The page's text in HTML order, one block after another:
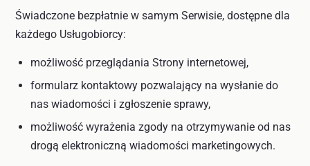
Świadczone bezpłatnie w samym Serwisie, dostępne dla
każdego Usługobiorcy:
możliwość przeglądania Strony internetowej,
formularz kontaktowy pozwalający na wysłanie do
nas wiadomości i zgłoszenie sprawy,
możliwość wyrażenia zgody na otrzymywanie od nas
drogą elektroniczną wiadomości marketingowych.